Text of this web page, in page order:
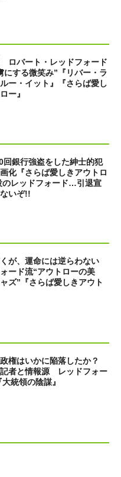
ロバート・レッドフォード
にする微笑み”『リバー・ラ
ー・イット』『さらば愛し
ー』
回銀行強盗をした紳士的犯
化『さらば愛しきアウトロ
のレッドフォード…引退宣
いぞ!!
が、運命には逆らわない
ード流“アウトローの美
ズ”『さらば愛しきアウト
権はいかに陥落したか？
記者と情報源 レッドフォー
大統領の陰謀』